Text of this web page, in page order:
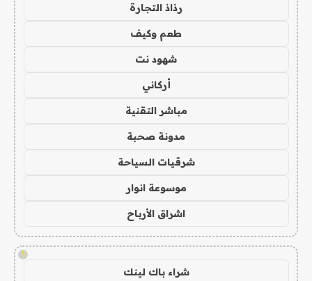
رذاذ التجارة
طعم وكيف
شهود نت
أركاني
مباشر التقنية
مدونة صحبة
شرقيات السياحة
موسوعة انوار
اشراق الأرباح
!
شراء باك لينك